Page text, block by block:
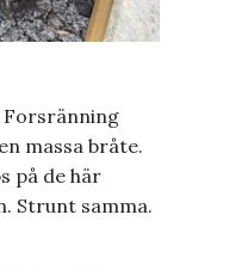
Forsränning
massa bråte.
på de här
Strunt samma.